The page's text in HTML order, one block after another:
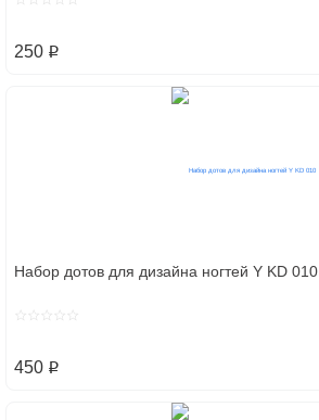
250 p
Набор дотов для дизайна ногтей Y KD 010
450 p